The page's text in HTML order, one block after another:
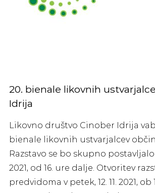
20. bienale likovnih
Idrija
Likovno društvo Cinober Idrija
bienale likovnih ustvarjalcev
Razstavo se bo skupno postavljalo
2021, od 16. ure dalje. Otvoritev
predvidoma v petek, 12. 11. 2021, ob